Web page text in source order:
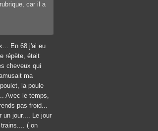
car il a
En 68 j'ai eu
répète, était
cheveux qui
ma
la poule
Avec le temps,
pas froid...
un jour.... Le jour
( on